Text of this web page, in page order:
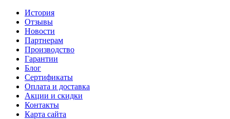
История
Отзывы
Новости
Партнерам
Производство
Гарантии
Блог
Сертификаты
Оплата и доставка
Акции и скидки
Контакты
Карта сайта